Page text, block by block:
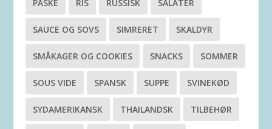
PÅSKE RIS RUSSISK SALATER
SAUCE OG SOVS SIMRERET SKALDYR
SMÅKAGER OG COOKIES SNACKS SOMMER
SOUS VIDE SPANSK SUPPE SVINEKØD
SYDAMERIKANSK THAILANDSK TILBEHØR